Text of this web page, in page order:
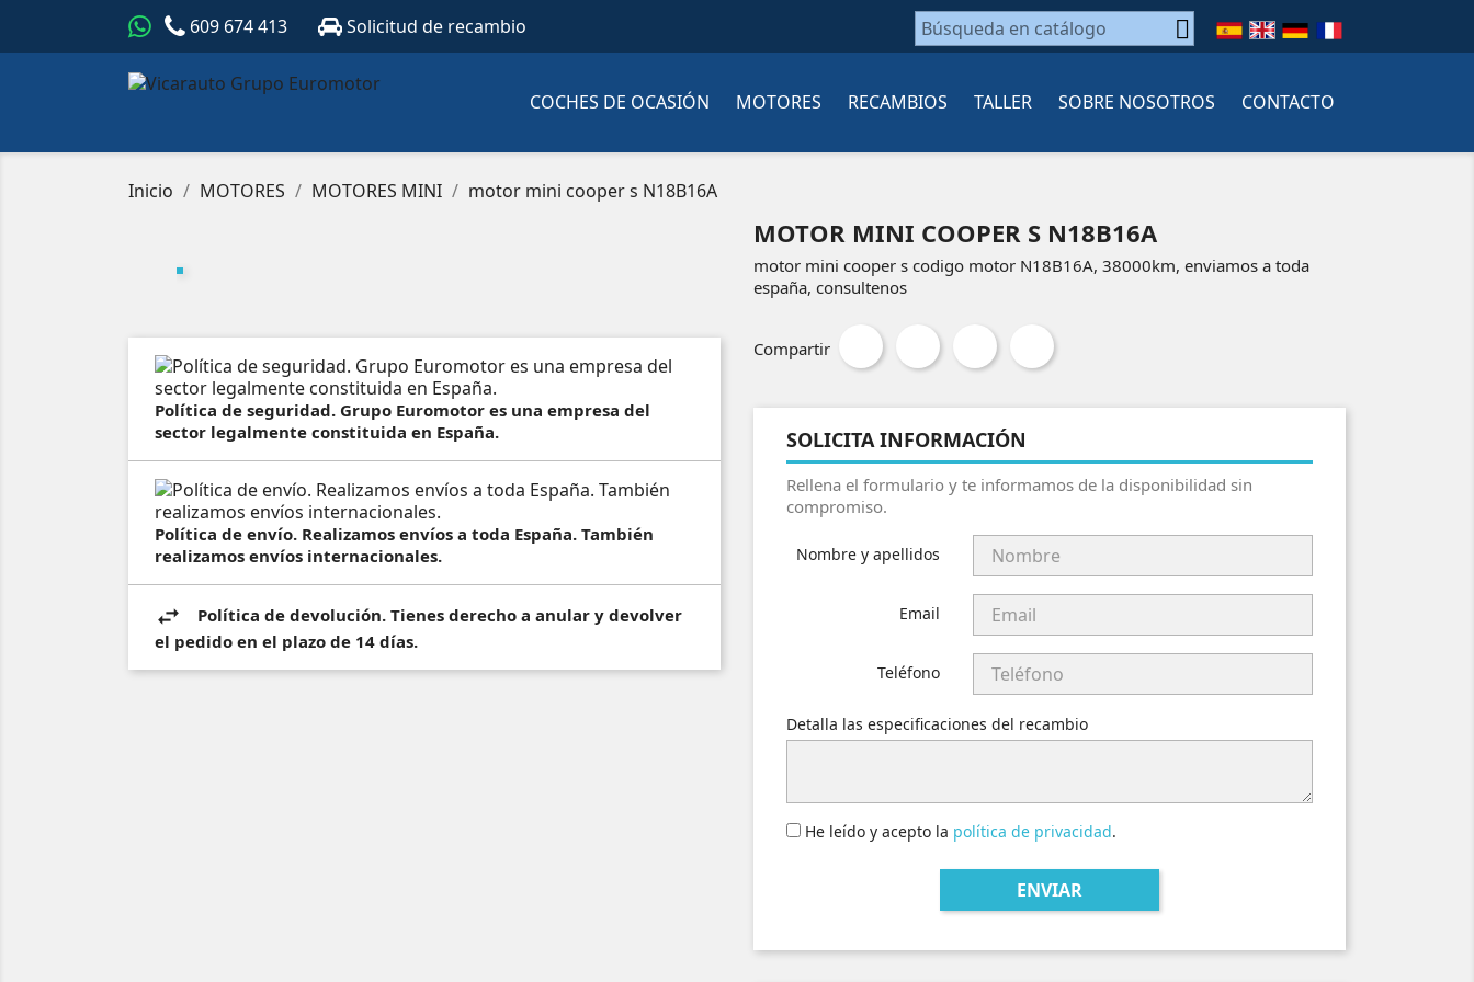
609 674 413 Solicitud de recambio 
COCHES DE OCASIÓN MOTORES RECAMBIOS TALLER SOBRE NOSOTROS CONTACTO
Inicio MOTORES MOTORES MINI motor mini cooper s N18B16A
Política de seguridad. Grupo Euromotor es una empresa del
sector legalmente constituida en España.
Política de envío. Realizamos envíos a toda España. También
realizamos envíos internacionales.
Política de devolución. Tienes derecho a anular y devolver
el pedido en el plazo de 14 días.
MOTOR MINI COOPER S N18B16A
motor mini cooper s codigo motor N18B16A, 38000km, enviamos a toda
españa, consultenos
Compartir
SOLICITA INFORMACIÓN
Rellena el formulario y te informamos de la disponibilidad sin
compromiso.
Nombre y apellidos
Email
Teléfono
Detalla las especificaciones del recambio
He leído y acepto la política de privacidad.